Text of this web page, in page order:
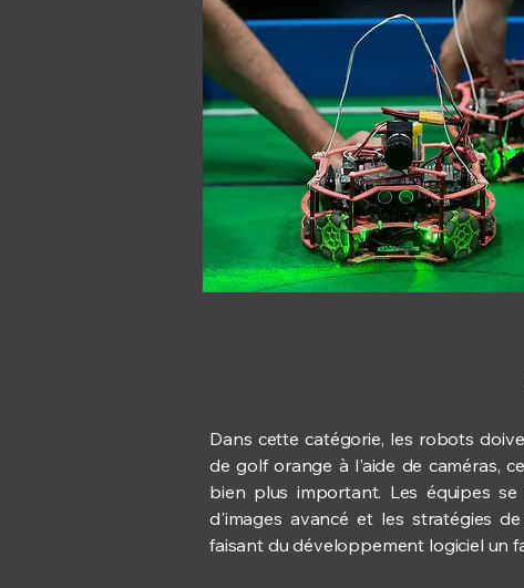
Dans cette catégorie, les robots
de golf orange à l'aide de caméras,
bien plus important. Les équipes
d'images avancé et les stratégies
faisant du développement logiciel un